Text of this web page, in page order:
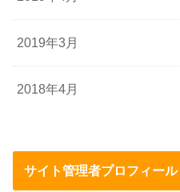
2019年3月
2018年4月
サイト管理者プロフィール